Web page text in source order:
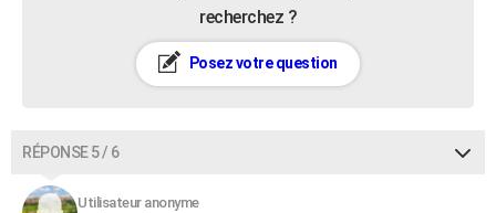
recherchez ?
Posez votre question
RÉPONSE 5 / 6
Utilisateur anonyme